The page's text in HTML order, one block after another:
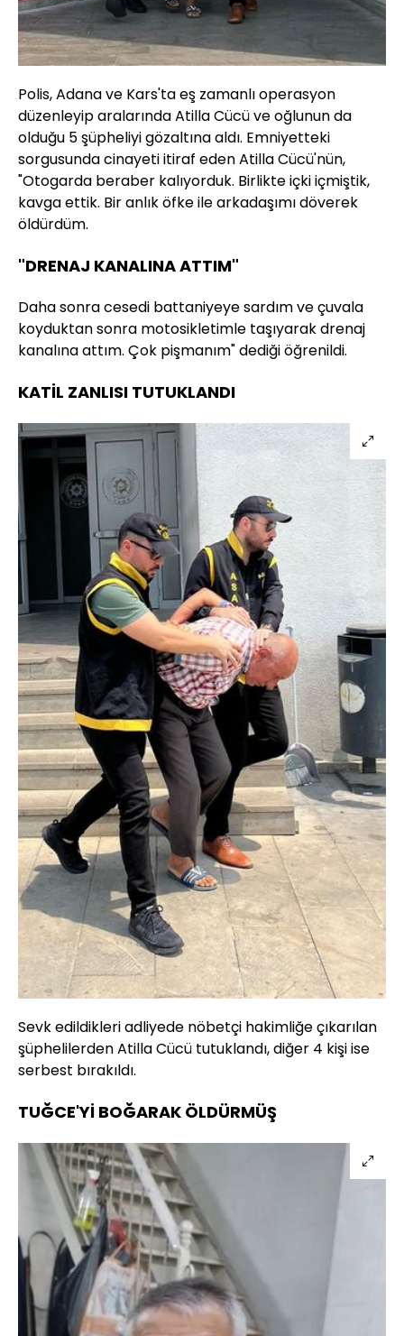
Polis, Adana ve Kars'ta eş zamanlı operasyon
düzenleyip aralarında Atilla Cücü ve oğlunun da
olduğu 5 şüpheliyi gözaltına aldı. Emniyetteki
sorgusunda cinayeti itiraf eden Atilla Cücü'nün,
"Otogarda beraber kalıyorduk. Birlikte içki içmiştik,
kavga ettik. Bir anlık öfke ile arkadaşımı döverek
öldürdüm.
"DRENAJ KANALINA ATTIM"
Daha sonra cesedi battaniyeye sardım ve çuvala
koyduktan sonra motosikletimle taşıyarak drenaj
kanalına attım. Çok pişmanım" dediği öğrenildi.
KATİL ZANLISI TUTUKLANDI
Sevk edildikleri adliyede nöbetçi hakimliğe çıkarılan
şüphelilerden Atilla Cücü tutuklandı, diğer 4 kişi ise
serbest bırakıldı.
TUĞCE'Yİ BOĞARAK ÖLDÜRMÜŞ